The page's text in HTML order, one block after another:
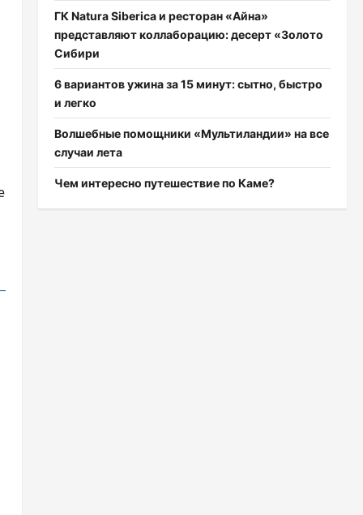
ГК Natura Siberica и ресторан «Айна»
представляют коллаборацию: десерт «Золото
Сибири
6 вариантов ужина за 15 минут: сытно, быстро
и легко
Волшебные помощники «Мультиландии» на все
случаи лета
Чем интересно путешествие по Каме?